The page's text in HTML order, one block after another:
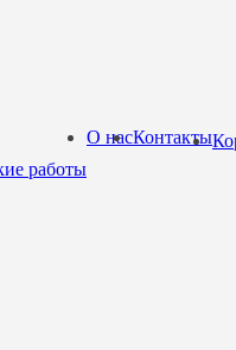
работы
О насКонтакты